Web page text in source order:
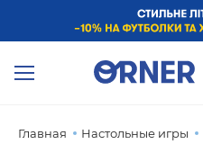
Главная Настольные игры